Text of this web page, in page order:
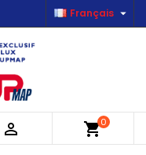
Français 
 shopping_cart0
×
×
((modalDeleteText))
×
×
des produits
Connexion